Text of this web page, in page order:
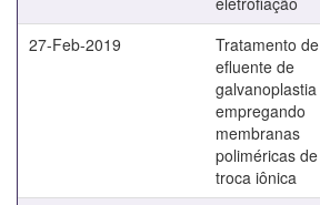
27-Feb-2019
Tratamento de
efluente de
galvanoplastia
empregando
membranas
poliméricas de
troca iônica